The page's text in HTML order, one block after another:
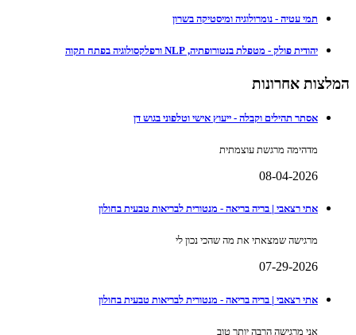
תמי עטיה - נומרולוגיה ומיסטיקה בשרון
יהודית פולק - מטפלת בנטורופתיה, NLP ורפלקסולוגיה בפתח תקוה
המלצות אחרונות
אסתר תהילים וקבלה - ייעוץ אישי וטלפוני בגוש דן
מדהימה מרגשת עוצמתית
08-04-2026
אתי רצאבי | בריה בריאה - מנטורית לבריאות טבעית בחולון
מרגישה שמצאתי את מה שהכי נכון לי
07-29-2026
אתי רצאבי | בריה בריאה - מנטורית לבריאות טבעית בחולון
אני מרגישה הרבה יותר טוב